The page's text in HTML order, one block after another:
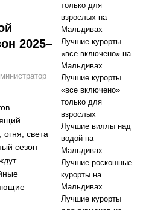
2025–
света
сезон
только для
взрослых на
Мальдивах
Лучшие курорты
«все включено» на
Мальдивах
Лучшие курорты
«все включено»
только для
взрослых
Лучшие виллы над
водой на
Мальдивах
Лучшие роскошные
курорты на
Мальдивах
Лучшие курорты